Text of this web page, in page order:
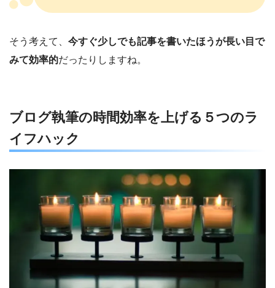
そう考えて、 今すぐ少しでも記事を書いたほうが長い目で
みて効率的だったりしますね。
ブログ執筆の時間効率を上げる５つのラ
イフハック